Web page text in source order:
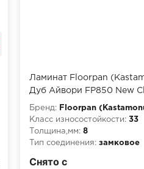
Ламинат Floorpan
Дуб Айвори FP850 New
Бренд:
Floorpan
Класс износостойкости: 33
Толщина,мм: 8
Тип соединения: замковое
Снято с